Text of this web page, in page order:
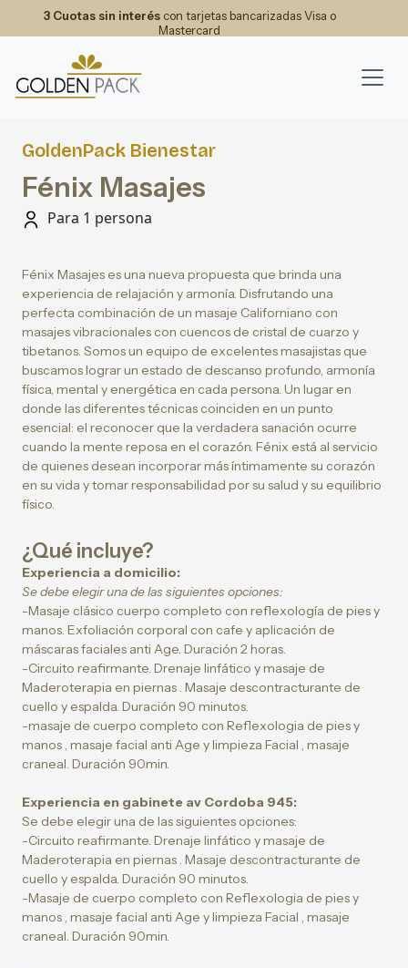
3 Cuotas sin interéscon tarjetas bancarizadas Visa o
Mastercard
GoldenPack Bienestar
Fénix Masajes
Para 1 persona
Fénix Masajes es una nueva propuesta que brinda una
experiencia de relajación y armonía. Disfrutando una
perfecta combinación de un masaje Californiano con
masajes vibracionales con cuencos de cristal de cuarzo y
tibetanos. Somos un equipo de excelentes masajistas que
buscamos lograr un estado de descanso profundo, armonía
física, mental y energética en cada persona. Un lugar en
donde las diferentes técnicas coinciden en un punto
esencial: el reconocer que la verdadera sanación ocurre
cuando la mente reposa en el corazón. Fénix está al servicio
de quienes desean incorporar más íntimamente su corazón
en su vida y tomar responsabilidad por su salud y su equilibrio
físico.
¿Qué incluye?
Experiencia a domicilio:
Se debe elegir una de las siguientes opciones:
-Masaje clásico cuerpo completo con reflexología de pies y
manos. Exfoliación corporal con cafe y aplicación de
máscaras faciales anti Age. Duración 2 horas.
-Circuito reafirmante. Drenaje linfático y masaje de
Maderoterapia en piernas . Masaje descontracturante de
cuello y espalda. Duración 90 minutos.
-masaje de cuerpo completo con Reflexologia de pies y
manos , masaje facial anti Age y limpieza Facial , masaje
craneal. Duración 90min.
Experiencia en gabinete av Cordoba 945:
Se debe elegir una de las siguientes opciones:
-Circuito reafirmante. Drenaje linfático y masaje de
Maderoterapia en piernas . Masaje descontracturante de
cuello y espalda. Duración 90 minutos.
-Masaje de cuerpo completo con Reflexologia de pies y
manos , masaje facial anti Age y limpieza Facial , masaje
craneal. Duración 90min.